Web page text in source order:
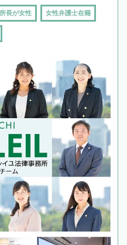
所長が女性 女性弁護士在籍